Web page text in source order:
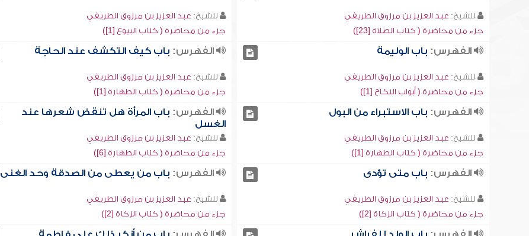
للشيخ: عبد العزيز بن مرزوق الطريفي
جزء من محاضرة ( كتاب الصلاة [23])
للشيخ: عبد العزيز بن مرزوق الطريفي
جزء من محاضرة ( كتاب البيوع [1])
الفهرس: باب الوليمة
للشيخ: عبد العزيز بن مرزوق الطريفي
جزء من محاضرة ( أبواب النكاح [1])
الفهرس: باب كيف التكشف عند الحاجة
للشيخ: عبد العزيز بن مرزوق الطريفي
جزء من محاضرة ( كتاب الطهارة [1])
الفهرس: باب الاستبراء من البول
للشيخ: عبد العزيز بن مرزوق الطريفي
جزء من محاضرة ( كتاب الطهارة [1])
الفهرس: باب المرأة هل تنقض شعرها عند
الغسل
للشيخ: عبد العزيز بن مرزوق الطريفي
جزء من محاضرة ( كتاب الطهارة [6])
الفهرس: باب متى تؤدى
للشيخ: عبد العزيز بن مرزوق الطريفي
جزء من محاضرة ( كتاب الزكاة [2])
الفهرس: باب من يعطى من الصدقة وحد الغنى
للشيخ: عبد العزيز بن مرزوق الطريفي
جزء من محاضرة ( كتاب الزكاة [2])